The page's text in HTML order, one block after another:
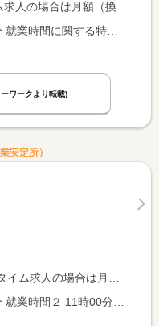
ト求人の場合は時間額を表示しています。
就業時間１ 9時00分〜18時00分 就業時間に関する特記事項 短時間勤務あり。現場により終了時間が前後する場合があります。
ワークより転載)
安定所）
ト求人の場合は時間額を表示しています。
就業時間１ 8時30分〜17時00分 就業時間２ 11時00分〜20時00分 就業時間に関する特記事項 ＊選択可